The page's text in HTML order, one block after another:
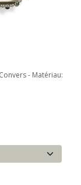
- Matériau: